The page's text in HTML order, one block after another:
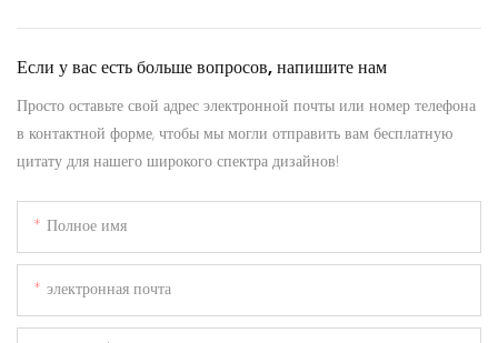
Если у вас есть больше вопросов, напишите нам
Просто оставьте свой адрес электронной почты или номер телефона
в контактной форме, чтобы мы могли отправить вам бесплатную
цитату для нашего широкого спектра дизайнов!
Полное имя
электронная почта